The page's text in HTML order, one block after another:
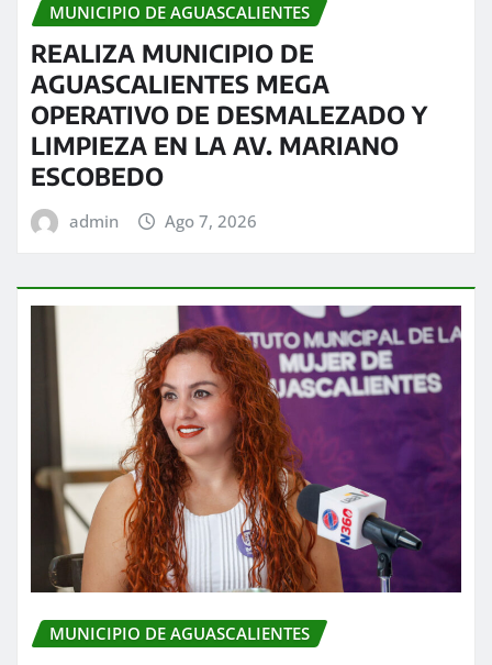
MUNICIPIO DE AGUASCALIENTES
REALIZA MUNICIPIO DE
AGUASCALIENTES MEGA
OPERATIVO DE DESMALEZADO Y
LIMPIEZA EN LA AV. MARIANO
ESCOBEDO
admin Ago 7, 2026
MUNICIPIO DE AGUASCALIENTES